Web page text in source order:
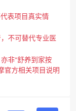
表项目真实情
不可替代专业医
非“舒养到家按
官方相关项目说明